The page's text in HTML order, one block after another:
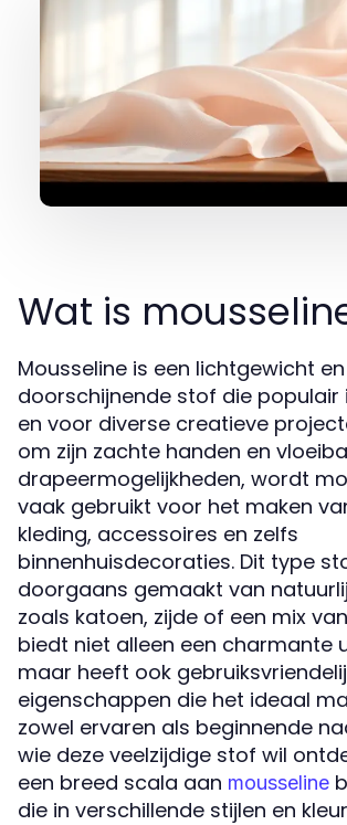
Wat is
Mousseline is een lichtgewicht en
doorschijnende stof die populair
en voor diverse creatieve
om zijn zachte handen en
drapeermogelijkheden, wordt
vaak gebruikt voor het maken
kleding, accessoires en zelfs
binnenhuisdecoraties. Dit type
doorgaans gemaakt van
zoals katoen, zijde of een mix
biedt niet alleen een charmante
maar heeft ook
eigenschappen die het ideaal
zowel ervaren als beginnende
wie deze veelzijdige stof wil
een breed scala aan mousseline
die in verschillende stijlen en